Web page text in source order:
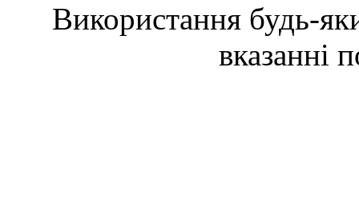
Використання будь-
вказанні